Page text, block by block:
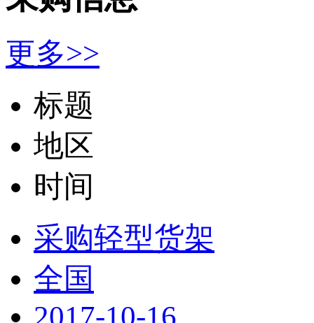
更多>>
标题
地区
时间
采购轻型货架
全国
2017-10-16